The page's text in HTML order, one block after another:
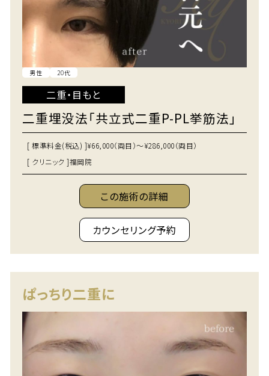
男性 20代
二重・目もと
二重埋没法「共立式二重P-PL挙筋法」
[ 標準料金(税込) ]¥66,000（両目）～¥286,000（両目）
[ クリニック ]福岡院
この施術の詳細
カウンセリング予約
ぱっちり二重に